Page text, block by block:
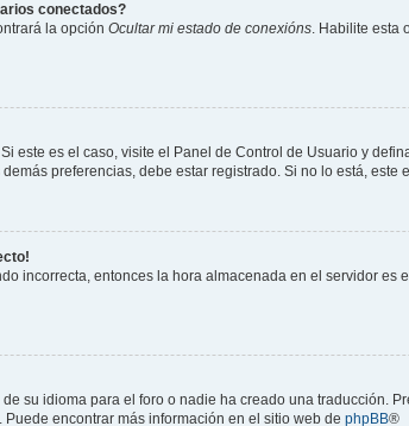
conectados?
la opción Ocultar mi estado de conexións. Habilite esta
este es el caso, visite el Panel de Control de Usuario y
preferencias, debe estar registrado. Si no lo está, este
incorrecta, entonces la hora almacenada en el servidor es
su idioma para el foro o nadie ha creado una traducción.
encontrar más información en el sitio web de phpBB®